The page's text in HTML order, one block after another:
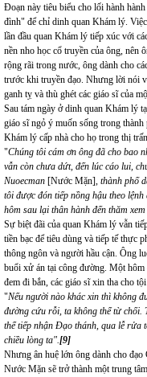
Đoạn này tiêu biểu cho lối hành
đình" để chỉ dinh quan Khám lý.
lần đầu quan Khám lý tiếp xúc với
nền nho học cổ truyền của ông, nên
rộng rãi trong nước, ông dành cho
trước khi truyền đạo. Nhưng lời nói
ganh tỵ và thù ghét các giáo sĩ của
Sau tám ngày ở dinh quan Khám lý
giáo sĩ ngỏ ý muốn sống trong thành
Khám lý cấp nhà cho họ trong thị
"Chúng tôi cám ơn ông đã cho bao
vẫn còn chưa dứt, đến lúc cáo lui,
Nuoecman [Nước Mặn], thành phố
tôi được đón tiếp nồng hậu theo
hôm sau lại thân hành đến thăm
Sự biệt đãi của quan Khám lý vẫn
tiền bạc để tiêu dùng và tiếp tế thực
thông ngôn và người hầu cận. Ông
buổi xử án tại công đường. Một
đem đi bắn, các giáo sĩ xin tha cho
"Nếu người nào khác xin thì không
đường cứu rỗi, ta không thể từ chối.
thể tiếp nhận Đạo thánh, qua lễ rửa
chiều lòng ta".[9]
Nhưng ân huệ lớn ông dành cho
Nước Mặn sẽ trở thành một trung